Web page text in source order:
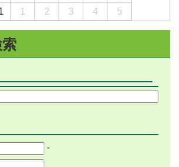
1 2 3 4 5
-